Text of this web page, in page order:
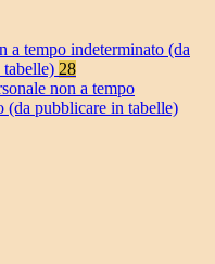
a tempo indeterminato (da
28
non a tempo
(da pubblicare in tabelle)